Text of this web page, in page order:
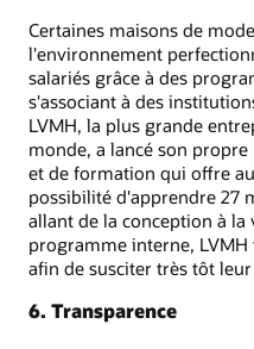
Certaines maisons de
l'environnement
salariés grâce à des
s'associant à des
LVMH, la plus grande
monde, a lancé son
et de formation qui offre
possibilité d'apprendre 27
allant de la conception à la
programme interne,
afin de susciter très tôt
6. Transparence